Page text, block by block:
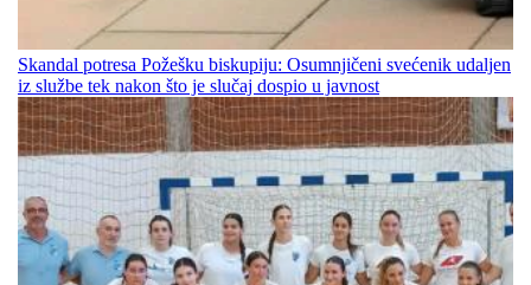
Skandal potresa Požešku biskupiju: Osumnjičeni svećenik udaljen
iz službe tek nakon što je slučaj dospio u javnost